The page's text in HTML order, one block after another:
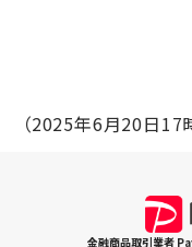
（2025年6月20日17
金融商品取引業者